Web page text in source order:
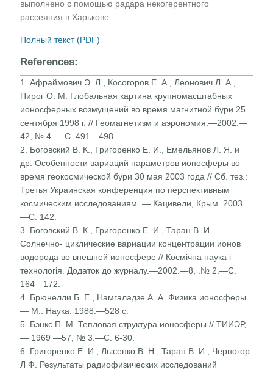
выполнено с помощью радара некогерентного
рассеяния в Харькове.
Полный текст (PDF)
References:
1. Афраймович Э. Л., Косогоров Е. А., Леонович Л. А.,
Пирог О. М. Глобальная картина крупномасштабных
ионосферных возмущений во время магнитной бури 25
сентября 1998 г. // Геомагнетизм и аэрономия.—2002.—
42, № 4.— С. 491—498.
2. Боговский В. К., Григоренко Е. И., Емельянов Л. Я. и
др. Особенности вариаций параметров ионосферы во
время геокосмической бури 30 мая 2003 года // Сб. тез.:
Третья Украинская конференция по перспективным
космическим исследованиям. — Кацивели, Крым. 2003.
—С. 142.
3. Боговский В. К., Григоренко Е. И., Таран В. И.
Солнечно- циклические вариации концентрации ионов
водорода во внешней ионосфере // Космічна наука і
технологія. Дода­ток до журналу.—2002.—8, .№ 2.—С.
164—172.
4. Брюнелли Б. Е., Намгаладзе А. А. Физика ионосферы.
— М.: Наука. 1988.—528 с.
5. Бэнкс П. М. Тепловая структура ионосферы // ТИИЭР,
— 1969 —57, № 3.—С. 6-30.
6. Григоренко Е. И., Лысенко В. Н., Таран В. И., Черногор
Л Ф. Результаты радиофизических исследований